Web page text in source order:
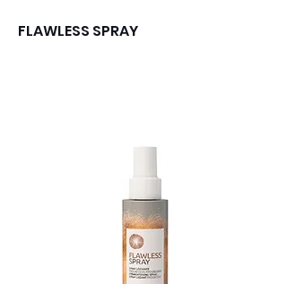
FLAWLESS SPRAY